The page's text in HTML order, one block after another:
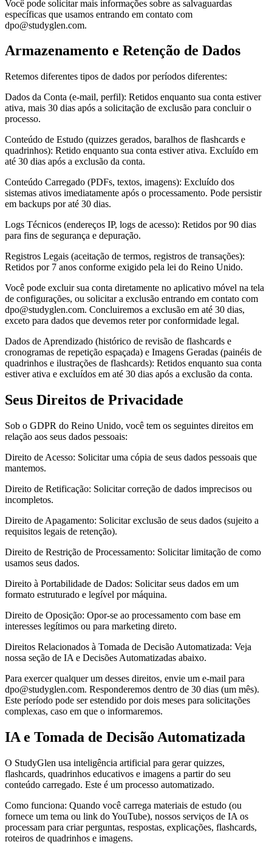
Você pode solicitar mais informações sobre as salvaguardas
específicas que usamos entrando em contato com
dpo@studyglen.com.
Armazenamento e Retenção de Dados
Retemos diferentes tipos de dados por períodos diferentes:
Dados da Conta (e-mail, perfil): Retidos enquanto sua conta estiver
ativa, mais 30 dias após a solicitação de exclusão para concluir o
processo.
Conteúdo de Estudo (quizzes gerados, baralhos de flashcards e
quadrinhos): Retido enquanto sua conta estiver ativa. Excluído em
até 30 dias após a exclusão da conta.
Conteúdo Carregado (PDFs, textos, imagens): Excluído dos
sistemas ativos imediatamente após o processamento. Pode persistir
em backups por até 30 dias.
Logs Técnicos (endereços IP, logs de acesso): Retidos por 90 dias
para fins de segurança e depuração.
Registros Legais (aceitação de termos, registros de transações):
Retidos por 7 anos conforme exigido pela lei do Reino Unido.
Você pode excluir sua conta diretamente no aplicativo móvel na tela
de configurações, ou solicitar a exclusão entrando em contato com
dpo@studyglen.com. Concluiremos a exclusão em até 30 dias,
exceto para dados que devemos reter por conformidade legal.
Dados de Aprendizado (histórico de revisão de flashcards e
cronogramas de repetição espaçada) e Imagens Geradas (painéis de
quadrinhos e ilustrações de flashcards): Retidos enquanto sua conta
estiver ativa e excluídos em até 30 dias após a exclusão da conta.
Seus Direitos de Privacidade
Sob o GDPR do Reino Unido, você tem os seguintes direitos em
relação aos seus dados pessoais:
Direito de Acesso: Solicitar uma cópia de seus dados pessoais que
mantemos.
Direito de Retificação: Solicitar correção de dados imprecisos ou
incompletos.
Direito de Apagamento: Solicitar exclusão de seus dados (sujeito a
requisitos legais de retenção).
Direito de Restrição de Processamento: Solicitar limitação de como
usamos seus dados.
Direito à Portabilidade de Dados: Solicitar seus dados em um
formato estruturado e legível por máquina.
Direito de Oposição: Opor-se ao processamento com base em
interesses legítimos ou para marketing direto.
Direitos Relacionados à Tomada de Decisão Automatizada: Veja
nossa seção de IA e Decisões Automatizadas abaixo.
Para exercer qualquer um desses direitos, envie um e-mail para
dpo@studyglen.com. Responderemos dentro de 30 dias (um mês).
Este período pode ser estendido por dois meses para solicitações
complexas, caso em que o informaremos.
IA e Tomada de Decisão Automatizada
O StudyGlen usa inteligência artificial para gerar quizzes,
flashcards, quadrinhos educativos e imagens a partir do seu
conteúdo carregado. Este é um processo automatizado.
Como funciona: Quando você carrega materiais de estudo (ou
fornece um tema ou link do YouTube), nossos serviços de IA os
processam para criar perguntas, respostas, explicações, flashcards,
roteiros de quadrinhos e imagens.